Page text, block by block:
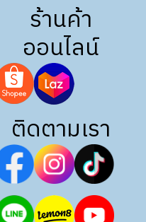
ร้านค้า
ออนไลน์
ติดตามเรา